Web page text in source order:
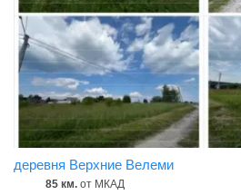
деревня Верхние Велеми
85 км. от МКАД